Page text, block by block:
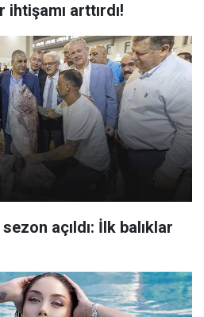
ihtişamı arttırdı!
açıldı: İlk balıklar